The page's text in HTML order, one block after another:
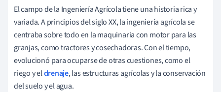
El campo de la Ingeniería Agrícola tiene una historia rica y
variada. A principios del siglo XX, la ingeniería agrícola se
centraba sobre todo en la maquinaria con motor para las
granjas, como tractores y cosechadoras. Con el tiempo,
evolucionó para ocuparse de otras cuestiones, como el
riego y eldrenaje, las estructuras agrícolas y la conservación
del suelo y el agua.